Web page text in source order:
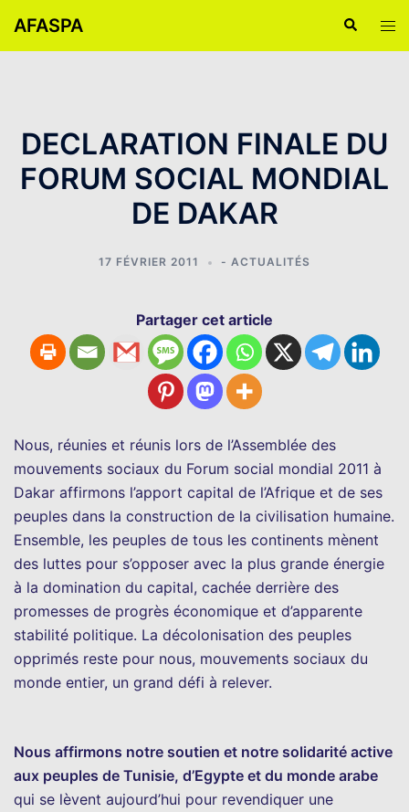
auAFASPA
le
DECLARATION FINALE DU
FORUM SOCIAL MONDIAL
DE DAKAR
17 FÉVRIER 2011 - ACTUALITÉS
Partager cet article
Nous, réunies et réunis lors de l’Assemblée des
mouvements sociaux du Forum social mondial 2011 à
Dakar affirmons l’apport capital de l’Afrique et de ses
peuples dans la construction de la civilisation humaine.
Ensemble, les peuples de tous les continents mènent
des luttes pour s’opposer avec la plus grande énergie
à la domination du capital, cachée derrière des
promesses de progrès économique et d’apparente
stabilité politique. La décolonisation des peuples
opprimés reste pour nous, mouvements sociaux du
monde entier, un grand défi à relever.
Nous affirmons notre soutien et notre solidarité active
aux peuples de Tunisie, d’Egypte et du monde arabe
qui se lèvent aujourd’hui pour revendiquer une